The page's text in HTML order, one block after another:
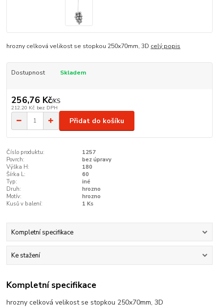
hrozny celková velikost se stopkou 250x70mm, 3D celý popis
Dostupnost Skladem
256,76 Kč/KS
212,20 Kč bez DPH
Přidat do košíku
Číslo produktu:
1257
Povrch:
bez úpravy
Výška H:
180
Šírka L:
60
Typ:
iné
Druh:
hrozno
Motív:
hrozno
Kusů v balení:
1 Ks
Kompletní specifikace
Ke stažení
Kompletní specifikace
hrozny celková velikost se stopkou 250x70mm, 3D